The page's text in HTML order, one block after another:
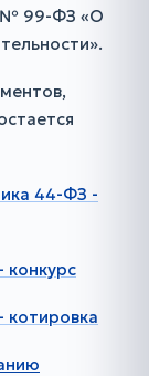
№ 99-ФЗ «О
44-ФЗ -
конкурс
котировка